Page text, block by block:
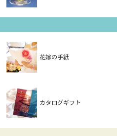
花嫁の手紙
カタログギフト